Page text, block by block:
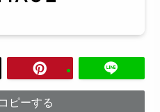
ピーする